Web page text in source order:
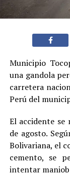
Municipio
una gandola
carretera
Perú del
El accidente se
de agosto.
Bolivariana, el
cemento, se
intentar